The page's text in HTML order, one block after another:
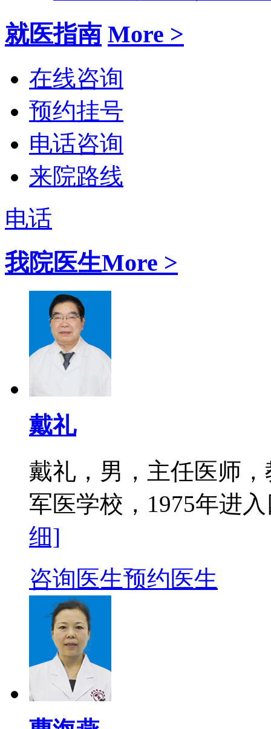
就医指南 More >
在线咨询
预约挂号
电话咨询
来院路线
电话
我院医生More >
戴礼
戴礼，男，主任医师
军医学校，1975年进
细]
咨询医生预约医生